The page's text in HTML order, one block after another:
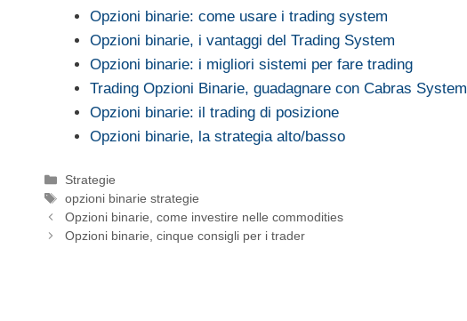
Opzioni binarie: come usare i trading system
Opzioni binarie, i vantaggi del Trading System
Opzioni binarie: i migliori sistemi per fare trading
Trading Opzioni Binarie, guadagnare con Cabras System
Opzioni binarie: il trading di posizione
Opzioni binarie, la strategia alto/basso
Categorie
Strategie
Tag
opzioni binarie strategie
Opzioni binarie, come investire nelle commodities
Opzioni binarie, cinque consigli per i trader